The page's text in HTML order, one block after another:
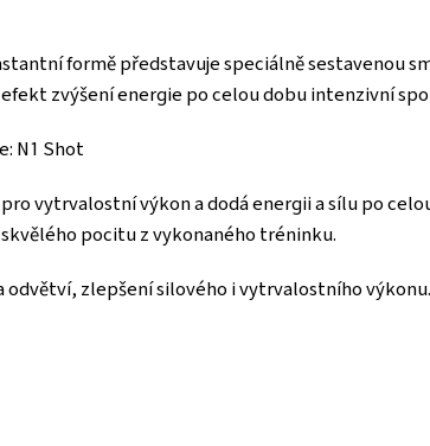
formě představuje speciálně sestavenou
zvýšení energie po celou dobu intenzivní
N1 Shot
vytrvalostní výkon a dodá energii a sílu po
pocitu z vykonaného tréninku.
odvětví, zlepšení silového i vytrvalostního výkonu.